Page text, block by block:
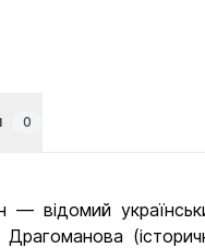
0
— відомий
Драгоманова